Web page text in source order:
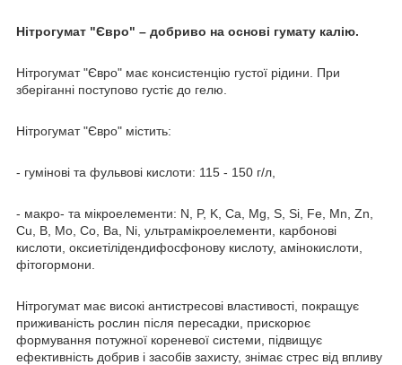
Нітрогумат "Євро" – добриво на основі гумату калію.
Нітрогумат "Євро" має консистенцію густої рідини. При
зберіганні поступово густіє до гелю.
Нітрогумат "Євро" містить:
- гумінові та фульвові кислоти: 115 - 150 г/л,
- макро- та мікроелементи: N, P, K, Ca, Mg, S, Si, Fe, Mn, Zn,
Cu, B, Mo, Co, Ba, Ni, ультрамікроелементи, карбонові
кислоти, оксиетілідендифосфонову кислоту, амінокислоти,
фітогормони.
Нітрогумат має високі антистресові властивості, покращує
приживаність рослин після пересадки, прискорює
формування потужної кореневої системи, підвищує
ефективність добрив і засобів захисту, знімає стрес від впливу